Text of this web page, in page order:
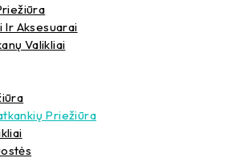
Ir Aksesuarai
Valikliai
Priežiūra